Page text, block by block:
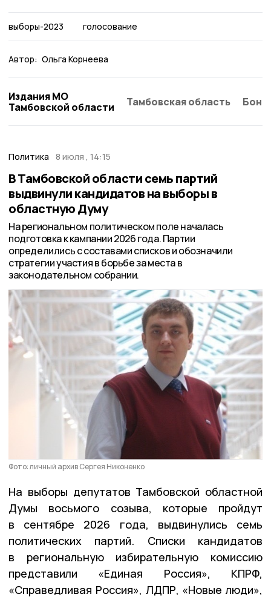
выборы-2023 голосование
Автор: Ольга Корнеева
Издания МО
Тамбовской области
Тамбовская область
Политика 8 июля , 14:15
В Тамбовской области семь партий
выдвинули кандидатов на выборы в
областную Думу
На региональном политическом поле началась
подготовка к кампании 2026 года. Партии
определились с составами списков и обозначили
стратегии участия в борьбе за места в
законодательном собрании.
Фото: личный архив Сергея Никоненко
На выборы депутатов Тамбовской областной
Думы восьмого созыва, которые пройдут
в сентябре 2026 года, выдвинулись семь
политических партий. Списки кандидатов
в региональную избирательную комиссию
представили «Единая Россия», КПРФ,
«Справедливая Россия», ЛДПР, «Новые люди»,